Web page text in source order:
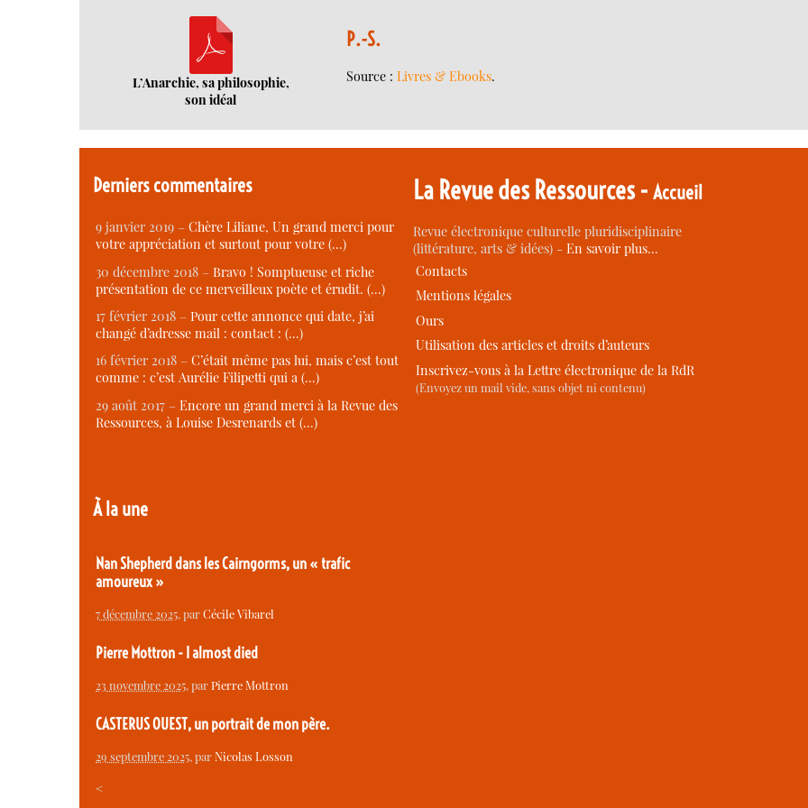
L’Anarchie, sa philosophie,
son idéal
P.-S.
Source : Livres & Ebooks.
Derniers commentaires
9 janvier 2019 – Chère Liliane, Un grand merci pour
votre appréciation et surtout pour votre (…)
30 décembre 2018 – Bravo ! Somptueuse et riche
présentation de ce merveilleux poète et érudit. (…)
17 février 2018 – Pour cette annonce qui date, j’ai
changé d’adresse mail : contact : (…)
16 février 2018 – C’était même pas lui, mais c’est tout
comme : c’est Aurélie Filipetti qui a (…)
29 août 2017 – Encore un grand merci à la Revue des
Ressources, à Louise Desrenards et (…)
À la une
Nan Shepherd dans les Cairngorms, un « trafic
amoureux »
7 décembre 2025, parCécile Vibarel
Pierre Mottron - I almost died
23 novembre 2025, parPierre Mottron
CASTERUS OUEST, un portrait de mon père.
29 septembre 2025, parNicolas Losson
<
La Revue des Ressources -Accueil
Revue électronique culturelle pluridisciplinaire
(littérature, arts & idées) -En savoir plus…
Contacts
Mentions légales
Ours
Utilisation des articles et droits d’auteurs
Inscrivez-vous à la Lettre électronique de la RdR
(Envoyez un mail vide, sans objet ni contenu)